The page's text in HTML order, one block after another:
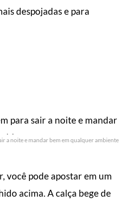
despojadas e para
a noite e mandar bem em qualquer ambiente
você pode apostar em um
acima. A calça bege de